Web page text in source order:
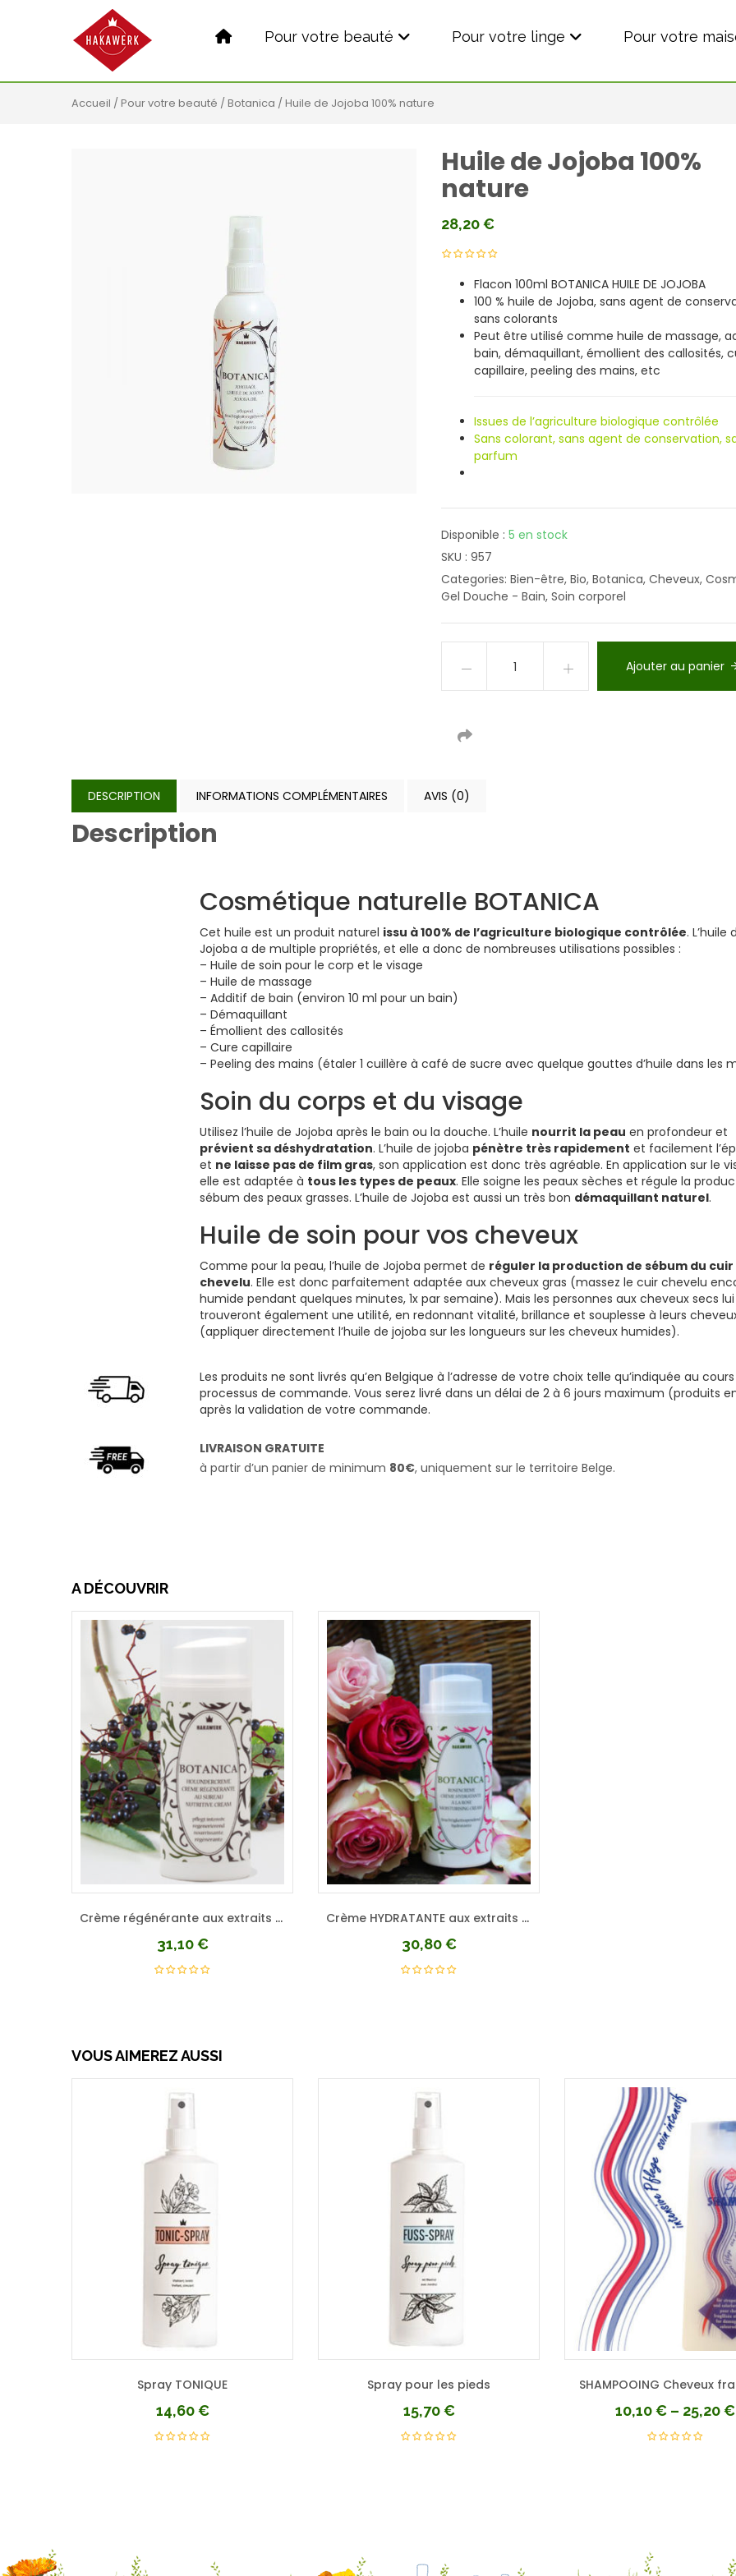
Pour votre beauté Pour votre linge Pour votre
Accueil / Pour votre beauté / Botanica / Huile de Jojoba 100% nature
Huile de Jojoba 100%
nature
28,20€
Flacon 100ml BOTANICA HUILE DE JOJOBA
100 % huile de Jojoba, sans agent de
sans colorants
Peut être utilisé comme huile de massage,
bain, démaquillant, émollient des callosités,
capillaire, peeling des mains, etc
Issues de l’agriculture biologique contrôlée
Sans colorant, sans agent de conservation,
parfum
Disponible : 5 en stock
SKU : 957
Categories: Bien-être, Bio, Botanica, Cheveux,
Gel Douche - Bain, Soin corporel
Ajouter au panier
DESCRIPTION INFORMATIONS COMPLÉMENTAIRES AVIS (0)
Description
Cosmétique naturelle BOTANICA
Cet huile est un produit naturel issu à 100% de l’agriculture biologique contrôlée. L’huile
Jojoba a de multiple propriétés, et elle a donc de nombreuses utilisations possibles :
– Huile de soin pour le corp et le visage
– Huile de massage
– Additif de bain (environ 10 ml pour un bain)
– Démaquillant
– Émollient des callosités
– Cure capillaire
– Peeling des mains (étaler 1 cuillère à café de sucre avec quelque gouttes d’huile dans les
Soin du corps et du visage
Utilisez l’huile de Jojoba après le bain ou la douche. L’huile nourrit la peau en profondeur et
prévient sa déshydratation. L’huile de jojoba pénètre très rapidement et facilement
et ne laisse pas de film gras, son application est donc très agréable. En application sur le
elle est adaptée à tous les types de peaux. Elle soigne les peaux sèches et régule la
sébum des peaux grasses. L’huile de Jojoba est aussi un très bon démaquillant naturel.
Huile de soin pour vos cheveux
Comme pour la peau, l’huile de Jojoba permet de réguler la production de sébum du cuir
chevelu. Elle est donc parfaitement adaptée aux cheveux gras (massez le cuir chevelu
humide pendant quelques minutes, 1x par semaine). Mais les personnes aux cheveux secs lui
trouveront également une utilité, en redonnant vitalité, brillance et souplesse à leurs
(appliquer directement l’huile de jojoba sur les longueurs sur les cheveux humides).
Les produits ne sont livrés qu’en Belgique à l’adresse de votre choix telle qu’indiquée au
processus de commande. Vous serez livré dans un délai de 2 à 6 jours maximum (produits
après la validation de votre commande.
LIVRAISON GRATUITE
à partir d’un panier de minimum 80€, uniquement sur le territoire Belge.
A DÉCOUVRIR
Crème régénérante aux extraits de sureau
31,10€
Crème HYDRATANTE aux extraits de rose
30,80€
VOUS AIMEREZ AUSSI
Spray TONIQUE
14,60€
Spray pour les pieds
15,70€
SHAMPOOING Cheveux
10,10€ – 25,20€